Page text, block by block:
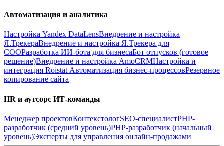
Автоматизация и аналитика
Настройка Yandex DataLensВнедрение и настройка
Я.ТрекераВнедрение и настройка Я.Трекера для
СООРазработка ИИ-бота для бизнесаБот отпусков (готовое
решение)Внедрение и настройка AmoCRMНастройка и
интеграция Roistat Автоматизация бизнес-процессовРезервное
копирование сайта
HR и аутсорс ИТ-команды
Менеджер проектовКонтекстологSEO-специалистPHP-
разработчик (средний уровень)PHP-разработчик (начальный
уровень)Эксперты для управления онлайн-продажами